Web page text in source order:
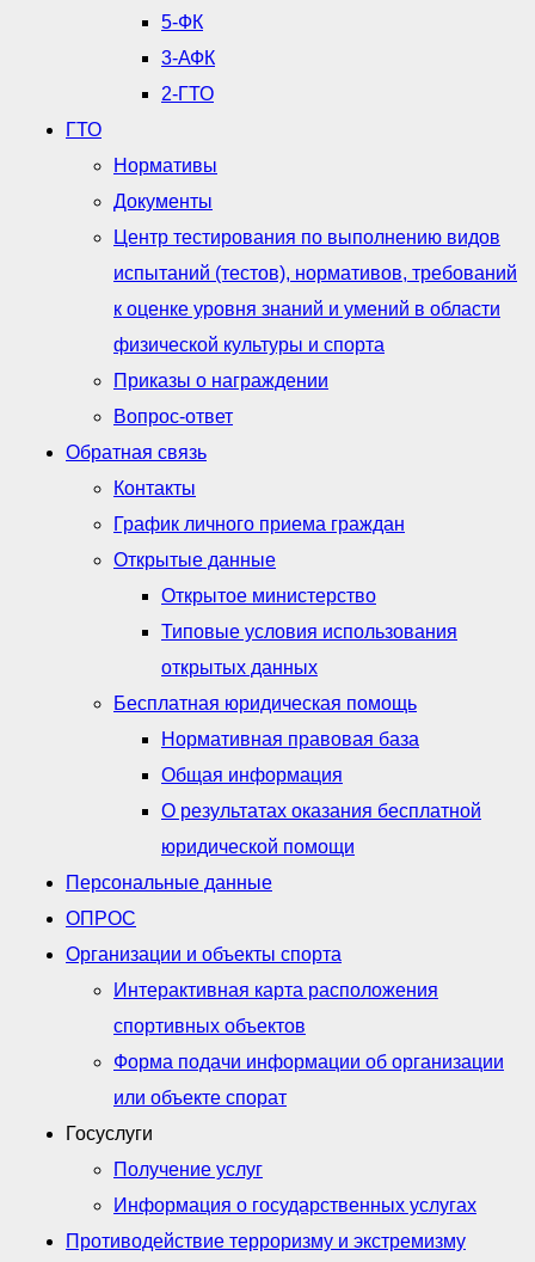
5-ФК
3-АФК
2-ГТО
ГТО
Нормативы
Документы
Центр тестирования по выполнению видов
испытаний (тестов), нормативов, требований
к оценке уровня знаний и умений в области
физической культуры и спорта
Приказы о награждении
Вопрос-ответ
Обратная связь
Контакты
График личного приема граждан
Открытые данные
Открытое министерство
Типовые условия использования
открытых данных
Бесплатная юридическая помощь
Нормативная правовая база
Общая информация
О результатах оказания бесплатной
юридической помощи
Персональные данные
ОПРОС
Организации и объекты спорта
Интерактивная карта расположения
спортивных объектов
Форма подачи информации об организации
или объекте спорат
Госуслуги
Получение услуг
Информация о государственных услугах
Противодействие терроризму и экстремизму